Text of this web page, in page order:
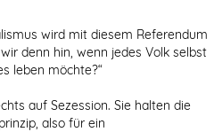
wird mit diesem Referendum
denn hin, wenn jedes Volk selbst
leben möchte?“
auf Sezession. Sie halten die
also für ein